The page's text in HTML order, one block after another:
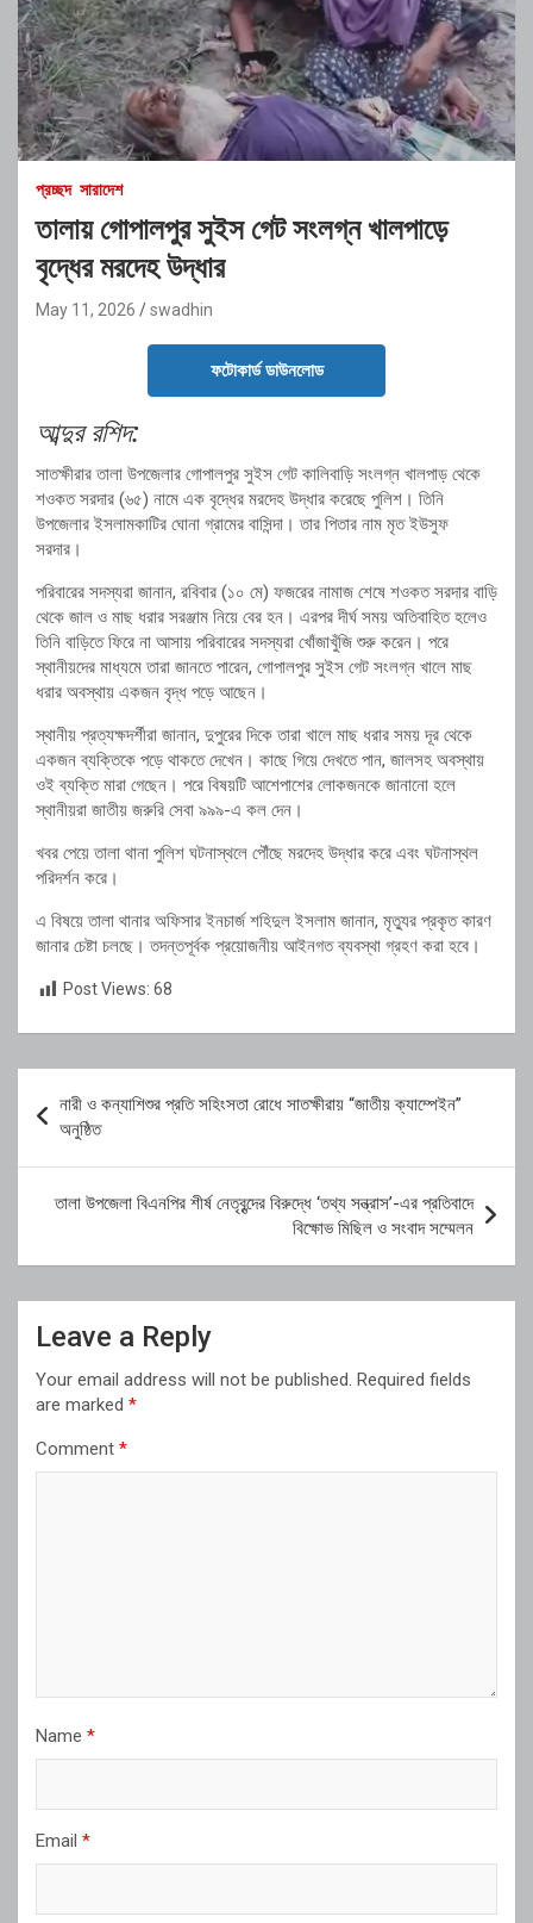
প্রচ্ছদ সারাদেশ
তালায় গোপালপুর সুইস গেট সংলগ্ন খালপাড়ে
বৃদ্ধের মরদেহ উদ্ধার
May 11, 2026 swadhin
ফটোকার্ড ডাউনলোড
আব্দুর রশিদ:
সাতক্ষীরার তালা উপজেলার গোপালপুর সুইস গেট কালিবাড়ি সংলগ্ন খালপাড় থেকে
শওকত সরদার (৬৫) নামে এক বৃদ্ধের মরদেহ উদ্ধার করেছে পুলিশ। তিনি
উপজেলার ইসলামকাটির ঘোনা গ্রামের বাসিন্দা। তার পিতার নাম মৃত ইউসুফ
সরদার।
পরিবারের সদস্যরা জানান, রবিবার (১০ মে) ফজরের নামাজ শেষে শওকত সরদার বাড়ি
থেকে জাল ও মাছ ধরার সরঞ্জাম নিয়ে বের হন। এরপর দীর্ঘ সময় অতিবাহিত হলেও
তিনি বাড়িতে ফিরে না আসায় পরিবারের সদস্যরা খোঁজাখুঁজি শুরু করেন। পরে
স্থানীয়দের মাধ্যমে তারা জানতে পারেন, গোপালপুর সুইস গেট সংলগ্ন খালে মাছ
ধরার অবস্থায় একজন বৃদ্ধ পড়ে আছেন।
স্থানীয় প্রত্যক্ষদর্শীরা জানান, দুপুরের দিকে তারা খালে মাছ ধরার সময় দূর থেকে
একজন ব্যক্তিকে পড়ে থাকতে দেখেন। কাছে গিয়ে দেখতে পান, জালসহ অবস্থায়
ওই ব্যক্তি মারা গেছেন। পরে বিষয়টি আশেপাশের লোকজনকে জানানো হলে
স্থানীয়রা জাতীয় জরুরি সেবা ৯৯৯-এ কল দেন।
খবর পেয়ে তালা থানা পুলিশ ঘটনাস্থলে পৌঁছে মরদেহ উদ্ধার করে এবং ঘটনাস্থল
পরিদর্শন করে।
এ বিষয়ে তালা থানার অফিসার ইনচার্জ শহিদুল ইসলাম জানান, মৃত্যুর প্রকৃত কারণ
জানার চেষ্টা চলছে। তদন্তপূর্বক প্রয়োজনীয় আইনগত ব্যবস্থা গ্রহণ করা হবে।
Post Views: 68
navigation
নারী ও কন্যাশিশুর প্রতি সহিংসতা রোধে সাতক্ষীরায় “জাতীয় ক্যাম্পেইন”
অনুষ্ঠিত
তালা উপজেলা বিএনপির শীর্ষ নেতৃবৃন্দের বিরুদ্ধে ‘তথ্য সন্ত্রাস’-এর প্রতিবাদে
বিক্ষোভ মিছিল ও সংবাদ সম্মেলন
Leave a Reply
Your email address will not be published. Required fields
are marked *
Comment *
Name *
Email *